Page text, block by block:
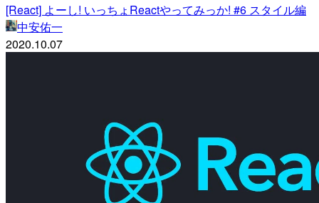
[React] よーし! いっちょReactやってみっか! #6 スタイル編
中安佑一
2020.10.07